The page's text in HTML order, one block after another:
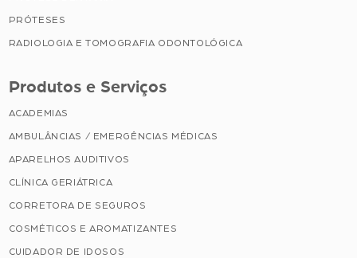
PRÓTESES
RADIOLOGIA E TOMOGRAFIA ODONTOLÓGICA
Produtos e Serviços
ACADEMIAS
AMBULÂNCIAS / EMERGÊNCIAS MÉDICAS
APARELHOS AUDITIVOS
CLÍNICA GERIÁTRICA
CORRETORA DE SEGUROS
COSMÉTICOS E AROMATIZANTES
CUIDADOR DE IDOSOS